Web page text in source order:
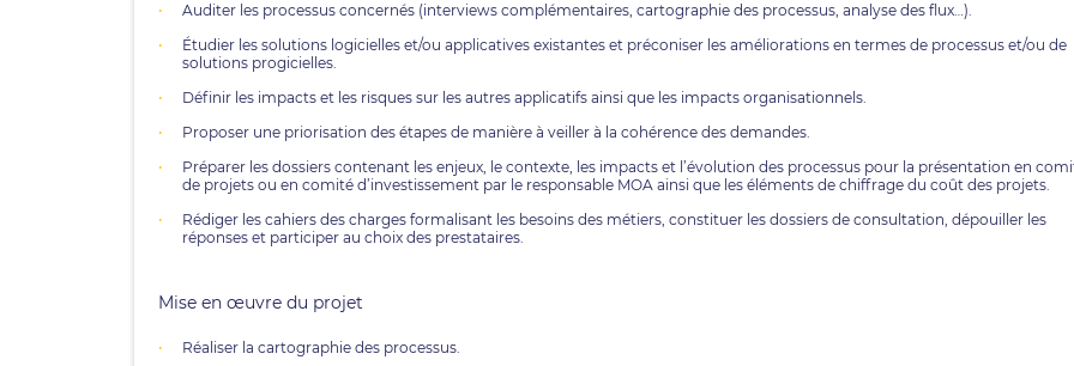
Auditer les processus concernés (interviews complémentaires, cartographie des processus, analyse des flux…).
Étudier les solutions logicielles et/ou applicatives existantes et préconiser les améliorations en termes de processus et/ou de
solutions progicielles.
Définir les impacts et les risques sur les autres applicatifs ainsi que les impacts organisationnels.
Proposer une priorisation des étapes de manière à veiller à la cohérence des demandes.
Préparer les dossiers contenant les enjeux, le contexte, les impacts et l’évolution des processus pour la présentation en
de projets ou en comité d’investissement par le responsable MOA ainsi que les éléments de chiffrage du coût des projets.
Rédiger les cahiers des charges formalisant les besoins des métiers, constituer les dossiers de consultation, dépouiller les
réponses et participer au choix des prestataires.
Mise en œuvre du projet
Réaliser la cartographie des processus.